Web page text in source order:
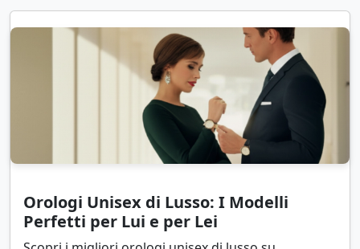
Orologi Unisex di Lusso: I Modelli
Perfetti per Lui e per Lei